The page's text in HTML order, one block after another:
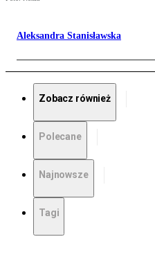
Aleksandra Stanisławska
Zobacz również
Polecane
Najnowsze
Tagi